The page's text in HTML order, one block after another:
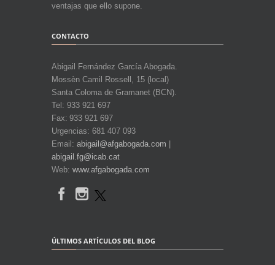
ventajas que ello supone.
CONTACTO
Abigail Fernández García Abogada.
Mossèn Camil Rossell, 15 (local)
Santa Coloma de Gramanet (BCN).
Tel: 933 921 697
Fax: 933 921 697
Urgencias: 681 407 093
Email: abigail@afgabogada.com |
abigail.fg@icab.cat
Web: www.afgabogada.com
ÚLTIMOS ARTÍCULOS DEL BLOG